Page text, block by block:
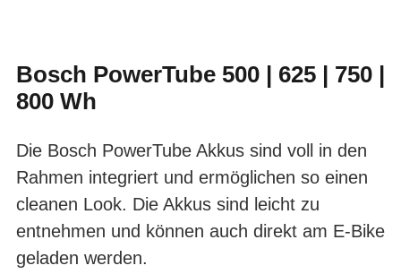
Bosch PowerTube 500 | 625 | 750 |
800 Wh
Die Bosch PowerTube Akkus sind voll in den
Rahmen integriert und ermöglichen so einen
cleanen Look. Die Akkus sind leicht zu
entnehmen und können auch direkt am E-Bike
geladen werden.